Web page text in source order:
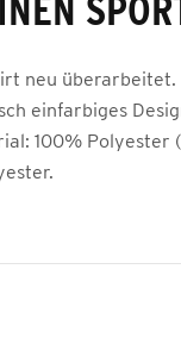
neu
einfarbiges
100% Polyester